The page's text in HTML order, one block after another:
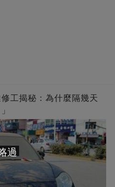
工揭秘：為什麼隔幾天
過